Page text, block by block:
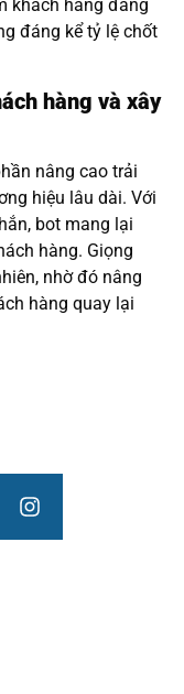
khách hàng đang
đáng kể tỷ lệ chốt
hàng và xây
nâng cao trải
hiệu lâu dài. Với
bot mang lại
hàng. Giọng
nhờ đó nâng
hàng quay lại